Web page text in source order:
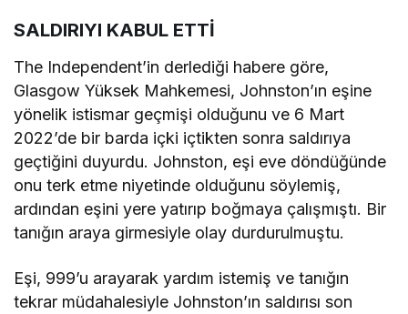
SALDIRIYI KABUL ETTİ
The Independent’in derlediği habere göre,
Glasgow Yüksek Mahkemesi, Johnston’ın eşine
yönelik istismar geçmişi olduğunu ve 6 Mart
2022’de bir barda içki içtikten sonra saldırıya
geçtiğini duyurdu. Johnston, eşi eve döndüğünde
onu terk etme niyetinde olduğunu söylemiş,
ardından eşini yere yatırıp boğmaya çalışmıştı. Bir
tanığın araya girmesiyle olay durdurulmuştu.
Eşi, 999’u arayarak yardım istemiş ve tanığın
tekrar müdahalesiyle Johnston’ın saldırısı son